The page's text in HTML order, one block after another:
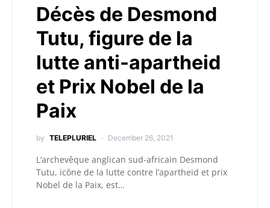
Décès de Desmond
Tutu, figure de la
lutte anti-apartheid
et Prix Nobel de la
Paix
by TELEPLURIEL December 26, 2021
L’archevêque anglican sud-africain Desmond
Tutu, icône de la lutte contre l’apartheid et prix
Nobel de la Paix, est…